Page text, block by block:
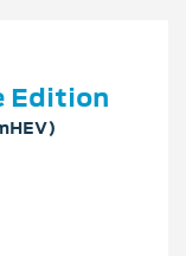
Edition